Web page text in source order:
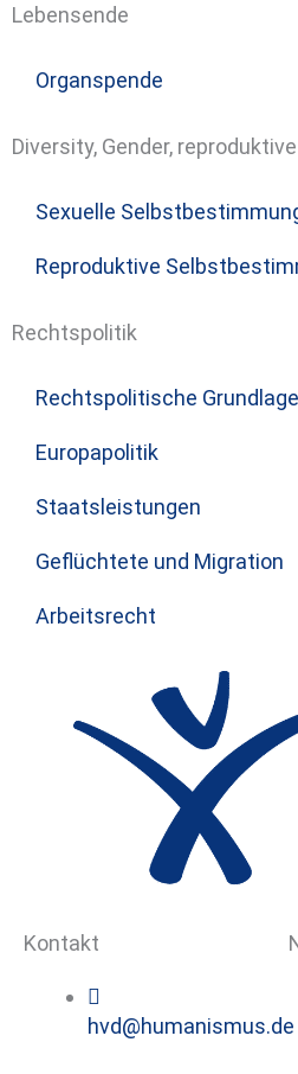
Lebensende
Organspende
Diversity, Gender,
Sexuelle
Reproduktive
Rechtspolitik
Rechtspolitische
Europapolitik
Staatsleistungen
Geflüchtete und Migration
Arbeitsrecht
Kontakt
hvd@humanismus.de